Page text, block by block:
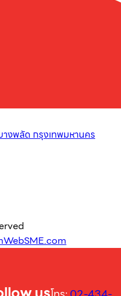
างพลัด กรุงเทพมหานคร